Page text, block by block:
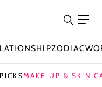
ZODIAC
MAKE UP & SKIN